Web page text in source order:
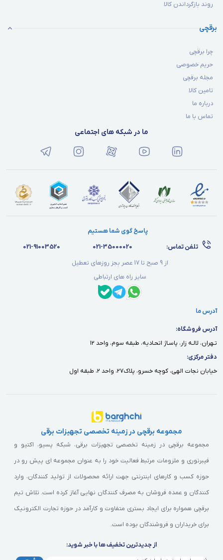
روند بازگرداندن کالا
برقچی
چرا برقچی
حریم خصوصی
مجله برقچی
تامین کالا
درباره ما
تماس با ما
ما در شبکه های اجتماعی
پاسخ گوی شما هستیم
تلفن تماس:
021-35000020
021-91003520
از 9 صبح تا 17 عصر بجز روزهای تعطیل
سایر راه های ارتباطی
آدرس ما
آدرس فروشگاه:
تـهران، لالـه زار، پاسـاژ اتحـاديه، طبقه سوم، واحد ١٢
دفتر مركزى:
خيابان نجات الهى، كوچه خسرو، پلاك٢٧، واحد ٢، طبقه اول
مجموعه برقچی در زمینه تخصصی تجهیزات برقی
مجموعه برقچی در زمینه تخصصی تجهیزات برقی، شبکه پسیو، اکتیو و
فیبرنوری و ملزومات مرتبط فعالیت خود را به عنوان مجموعه ای پیش رو در
حوزه کسب و کارهای اینترنتی جهت ارائه محصولات از تولید کنندگان، وارد
کنندگان و عمده فروشان به مصرف کنندگان نهایی آغاز کرده است. تلاش تیم
برقچی همواره برای ایجاد بستری متفاوت و کارآمد در حوزه تجارت الکترونیک
برای خریداران و فروشندگان بوده است.
از جدیدترین تخفیف ها با خبر شوید: